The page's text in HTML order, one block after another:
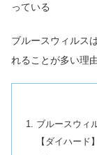
っている
ブルースウィルス
れることが多い理
ブルースウィ
【ダイハード